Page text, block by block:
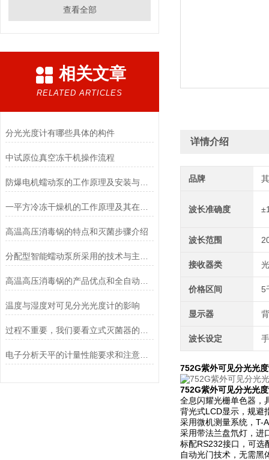
查看全部
相关文章
RELATED ARTICLES
分光光度计有哪些具体的构件
中试原位真空冻干机操作流程
防爆电机蠕动泵的工作原理及安装与配管
一平方冷冻干燥机的工作原理及其在材料科学中的重要性
高温高压消毒锅的特点和灭菌步骤介绍
温度与湿度对可见分光光度计的影响
电子分析天平的计量性能要求和注意事项说明
详情介绍
品牌
波长准确度
波长范围
接收器类
价格区间 5
显示器
波长设定
752G紫外可见分光光
752G紫外可见分光光
全息闪耀光栅单色器，
背光式LCD显示，规避
采用微机测量系统，T-
采用带法兰盘氘灯，进
标配RS232接口，可选
自动光门技术，无需黑